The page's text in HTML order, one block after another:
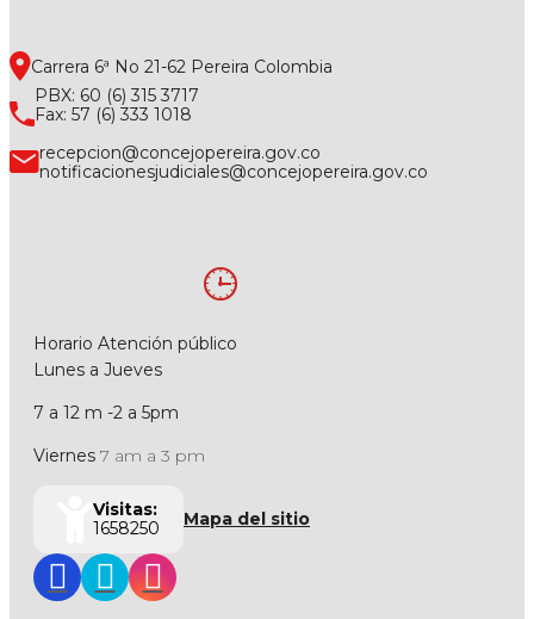
Carrera 6ª No 21-62 Pereira Colombia
PBX: 60 (6) 315 3717
Fax: 57 (6) 333 1018
recepcion@concejopereira.gov.co
notificacionesjudiciales@concejopereira.gov.co
Horario Atención público
Lunes a Jueves
7 a 12 m -2 a 5pm
Viernes 7 am a 3 pm
Visitas:
1658250
Mapa del sitio